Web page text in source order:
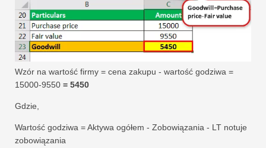
Wzór na wartość firmy = cena zakupu - wartość godziwa =
15000-9550 = 5450
Gdzie,
Wartość godziwa = Aktywa ogółem - Zobowiązania - LT notuje
zobowiązania